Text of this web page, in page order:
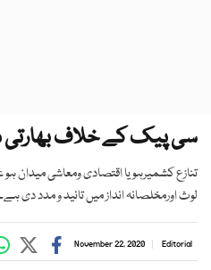
سی پیک کے خلاف
تنازع کشمیرہویا اقتصادی ومعاشی میدان
لوث اورمخلصانہ انداز میں تائید و مدد دی ہے۔
Editorial
November 22, 2020